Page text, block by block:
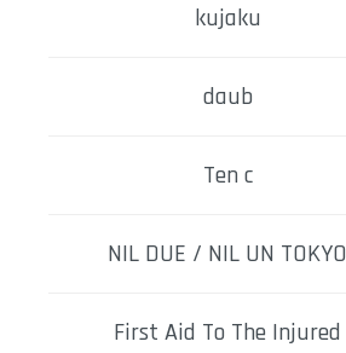
kujaku
daub
Ten c
NIL DUE / NIL UN TOKYO
First Aid To The Injured